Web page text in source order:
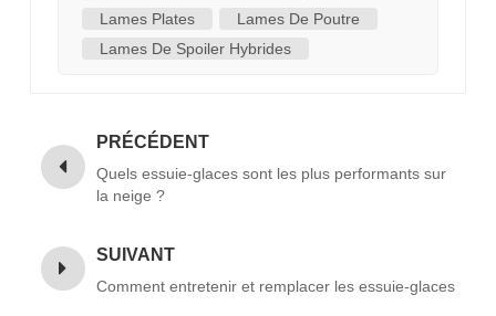
Lames Plates
Lames De Poutre
Lames De Spoiler Hybrides
PRÉCÉDENT
Quels essuie-glaces sont les plus performants sur
la neige ?
SUIVANT
Comment entretenir et remplacer les essuie-glaces